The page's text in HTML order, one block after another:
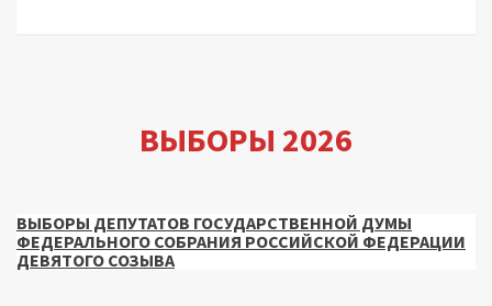
ВЫБОРЫ 2026
ВЫБОРЫ ДЕПУТАТОВ ГОСУДАРСТВЕННОЙ ДУМЫ
ФЕДЕРАЛЬНОГО СОБРАНИЯ РОССИЙСКОЙ ФЕДЕРАЦИИ
ДЕВЯТОГО СОЗЫВА